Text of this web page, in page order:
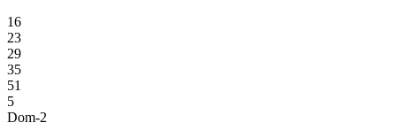
16
23
29
35
51
5
Dom-2